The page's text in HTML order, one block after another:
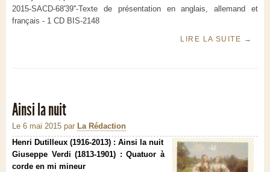
2015-SACD-68'39''-Texte de présentation en anglais, allemand et
français - 1 CD BIS-2148
LIRE LA SUITE →
Ainsi la nuit
Le 6 mai 2015 par La Rédaction
Henri Dutilleux (1916-2013) : Ainsi la nuit
Giuseppe Verdi (1813-1901) : Quatuor à
corde en mi mineur